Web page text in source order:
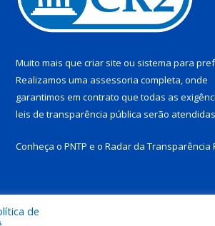
Muito mais que criar site ou sistema para
Realizamos uma assessoria completa, onde
garantimos em contrato que todas as
leis de transparência pública serão
Conheça o PNTP e o Radar da Transparência
Site Acessar
de